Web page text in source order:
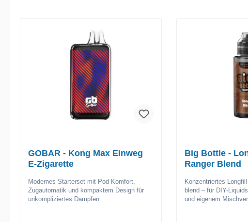
GOBAR - Kong Max Einweg
E-Zigarette
Modernes Starterset mit Pod-Komfort,
Zugautomatik und kompaktem Design für
unkompliziertes Dampfen.
Big Bottle -
Ranger Blend
Konzentriertes
blend – für DIY-
und eigenem